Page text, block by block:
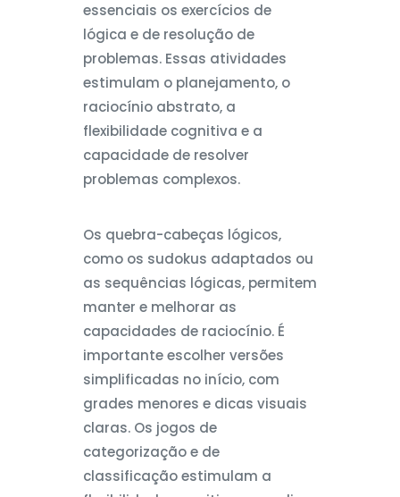
essenciais os exercícios de
lógica e de resolução de
problemas. Essas atividades
estimulam o planejamento, o
raciocínio abstrato, a
flexibilidade cognitiva e a
capacidade de resolver
problemas complexos.
Os quebra-cabeças lógicos,
como os sudokus adaptados ou
as sequências lógicas, permitem
manter e melhorar as
capacidades de raciocínio. É
importante escolher versões
simplificadas no início, com
grades menores e dicas visuais
claras. Os jogos de
categorização e de
classificação estimulam a